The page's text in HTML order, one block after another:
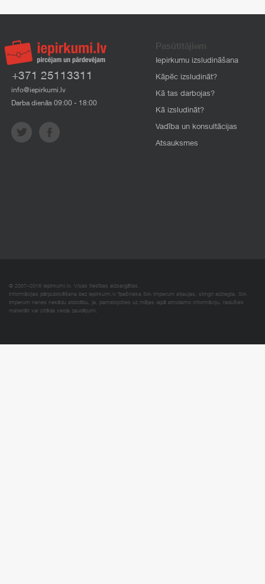
+371 25113311
info@iepirkumi.lv
Darba dienās 09:00 - 18:00
Pasūtītājiem
Iepirkumu izsludināšana
Kāpēc izsludināt?
Kā tas darbojas?
Kā izsludināt?
Vadība un konsultācijas
Atsauksmes
© 2007–2018 Iepirkumi.lv. Visas tiesības aizsargātas.
Informācijas pārpublicēšana bez iepirkumi.lv īpašnieka SIA Imperum atļaujas, stingri aizliegta. SIA
Imperum nenes nekādu atbildību, ja, pamatojoties uz mājas lapā atrodamo informāciju, radušies
materiāli vai citāda veida zaudējumi.